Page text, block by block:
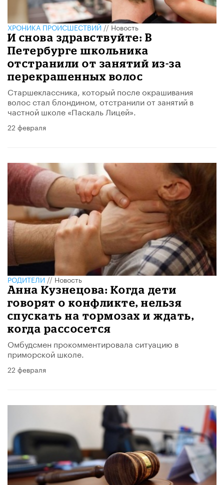
ХРОНИКА ПРОИСШЕСТВИЙ//Новость
И снова здравствуйте: В
Петербурге школьника
отстранили от занятий из-за
перекрашенных волос
Старшеклассника, который после окрашивания
волос стал блондином, отстранили от занятий в
частной школе «Паскаль Лицей».
22 февраля
РОДИТЕЛИ//Новость
Анна Кузнецова: Когда дети
говорят о конфликте, нельзя
спускать на тормозах и ждать,
когда рассосется
Омбудсмен прокомментировала ситуацию в
приморской школе.
22 февраля